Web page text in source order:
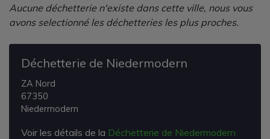
Aucune déchetterie n'existe dans cette ville, nous vous
avons selectionné les déchetteries les plus proches.
Déchetterie de Niedermodern
ZA Nord
67350
Niedermodern
Voir les détails de la Déchetterie de Niedermodern